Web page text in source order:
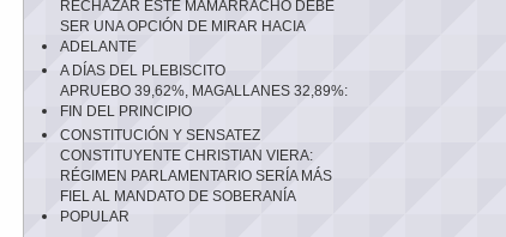
RECHAZAR ESTE MAMARRACHO DEBE
SER UNA OPCIÓN DE MIRAR HACIA
ADELANTE
A DÍAS DEL PLEBISCITO
APRUEBO 39,62%, MAGALLANES 32,89%:
FIN DEL PRINCIPIO
CONSTITUCIÓN Y SENSATEZ
CONSTITUYENTE CHRISTIAN VIERA:
RÉGIMEN PARLAMENTARIO SERÍA MÁS
FIEL AL MANDATO DE SOBERANÍA
POPULAR